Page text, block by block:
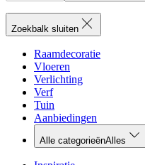
Zoekbalk sluiten
Raamdecoratie
Vloeren
Verlichting
Verf
Tuin
Aanbiedingen
Alle categorieënAlles